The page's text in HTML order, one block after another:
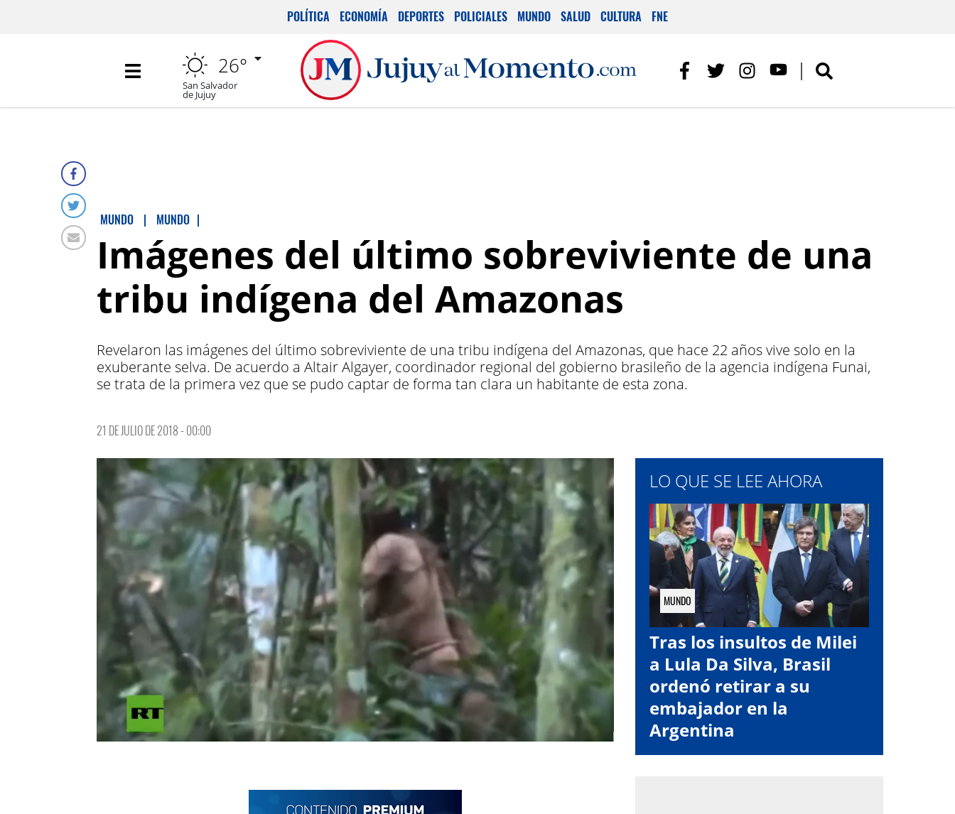
POLÍTICA ECONOMÍA DEPORTES POLICIALES MUNDO SALUD CULTURA FNE
26°
San Salvador
de Jujuy
MUNDO | MUNDO |
Imágenes del último sobreviviente de una
tribu indígena del Amazonas
Revelaron las imágenes del último sobreviviente de una tribu indígena del Amazonas, que hace 22 años vive solo en la
exuberante selva. De acuerdo a Altair Algayer, coordinador regional del gobierno brasileño de la agencia indígena Funai,
se trata de la primera vez que se pudo captar de forma tan clara un habitante de esta zona.
21 DE JULIO DE 2018 - 00:00
LO QUE SE LEE AHORA
MUNDO
Tras los insultos de Milei
a Lula Da Silva, Brasil
ordenó retirar a su
embajador en la
Argentina